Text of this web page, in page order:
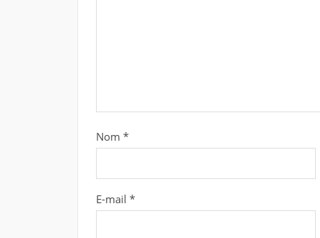
Nom *
E-mail *